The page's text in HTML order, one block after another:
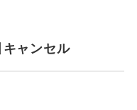
ャンセル